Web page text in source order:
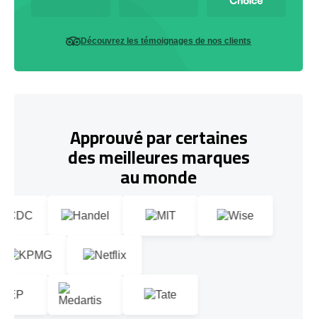
Découvrez les témoignages de nos clients
Approuvé par certaines
des meilleures marques
au monde